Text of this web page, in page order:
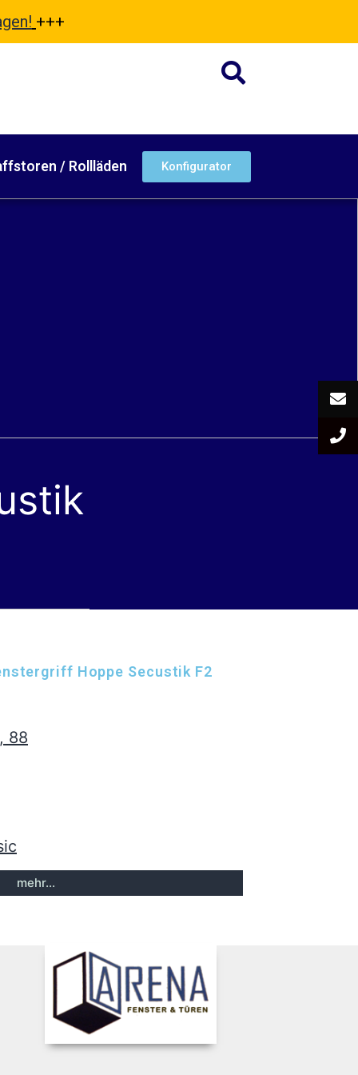
+++
/ Rollläden Konfigurator
Hoppe Secustik F2
88
mehr...